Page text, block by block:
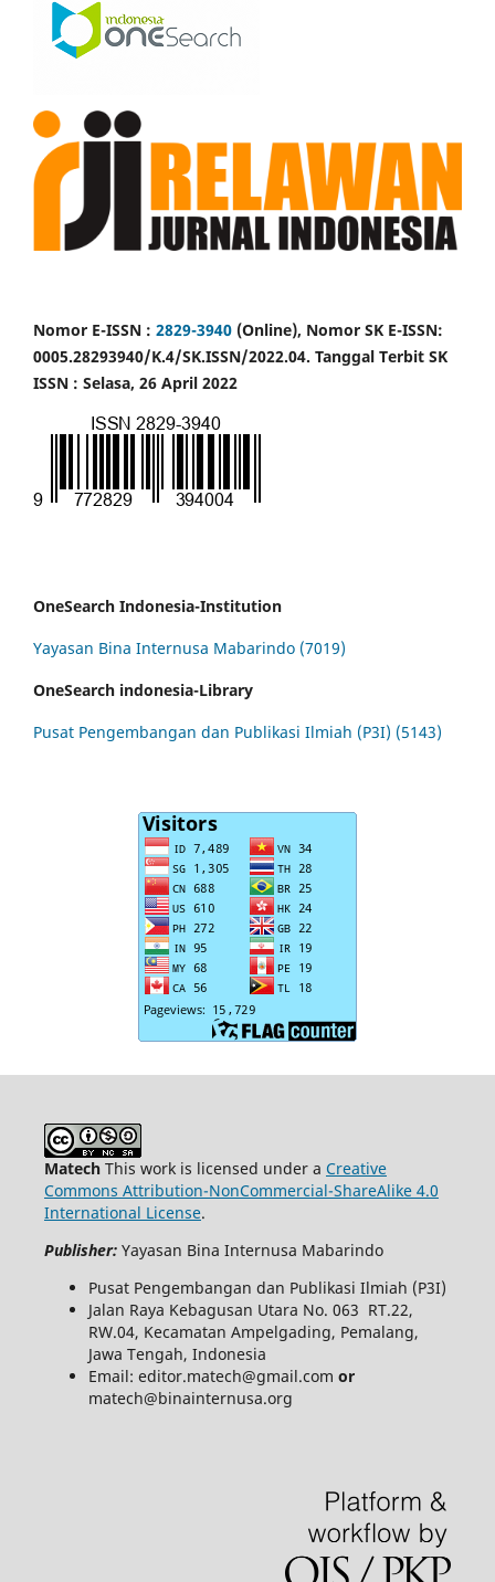
Nomor E-ISSN : 2829-3940 (Online), Nomor SK E-ISSN:
0005.28293940/K.4/SK.ISSN/2022.04. Tanggal Terbit SK
ISSN : Selasa, 26 April 2022
OneSearch Indonesia-Institution
Yayasan Bina Internusa Mabarindo (7019)
OneSearch indonesia-Library
Pusat Pengembangan dan Publikasi Ilmiah (P3I) (5143)
MatechThis work is licensed under a Creative
Commons Attribution-NonCommercial-ShareAlike 4.0
International License.
Publisher: Yayasan Bina Internusa Mabarindo
Pusat Pengembangan dan Publikasi Ilmiah (P3I)
Jalan Raya Kebagusan Utara No. 063 RT.22,
RW.04, Kecamatan Ampelgading, Pemalang,
Jawa Tengah, Indonesia
Email: editor.matech@gmail.com or
matech@binainternusa.org